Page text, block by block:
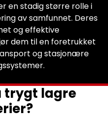
en stadig større rolle i
av samfunnet. Deres
og effektive
dem til en foretrukket
og stasjonære
trygt lagre